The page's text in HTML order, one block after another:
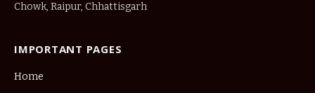
Chowk, Raipur, Chhattisgarh
IMPORTANT PAGES
Home